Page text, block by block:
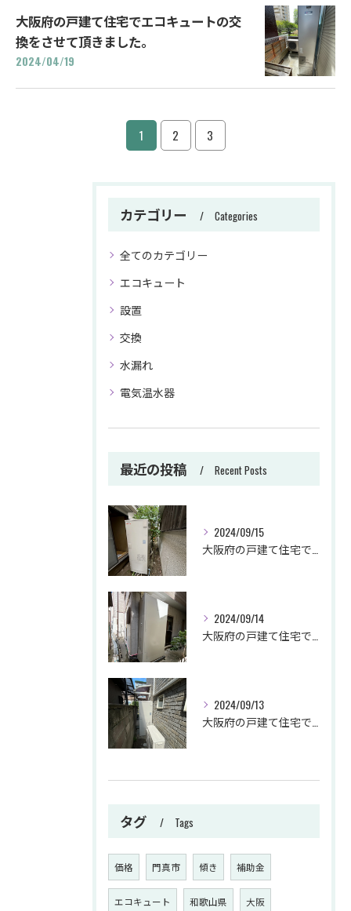
大阪府の戸建て住宅でエコキュートの交
換をさせて頂きました。
2024/04/19
1 2 3
カテゴリー Categories
全てのカテゴリー
エコキュート
設置
交換
水漏れ
電気温水器
最近の投稿 Recent Posts
2024/09/15
2024/09/14
2024/09/13
タグ Tags
価格 門真市 傾き 補助金
エコキュート 和歌山県 大阪